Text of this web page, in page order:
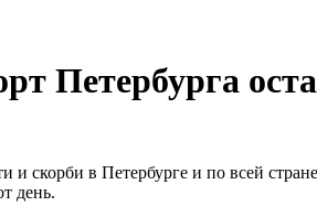
Петербурга
скорби в Петербурге и по всей
день.